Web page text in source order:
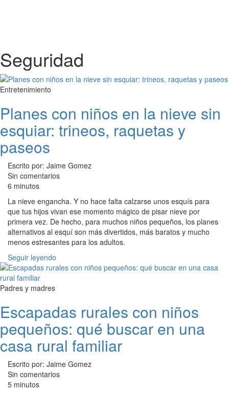
Seguridad
Entretenimiento
Planes con niños en la nieve sin
esquiar: trineos, raquetas y
paseos
Escrito por: Jaime Gomez
Sin comentarios
6 minutos
La nieve engancha. Y no hace falta calzarse unos esquís para
que tus hijos vivan ese momento mágico de pisar nieve por
primera vez. De hecho, para muchos niños pequeños, los planes
alternativos al esquí son más divertidos, más baratos y mucho
menos estresantes para los adultos.
Seguir leyendo
Padres y madres
Escapadas rurales con niños
pequeños: qué buscar en una
casa rural familiar
Escrito por: Jaime Gomez
Sin comentarios
5 minutos